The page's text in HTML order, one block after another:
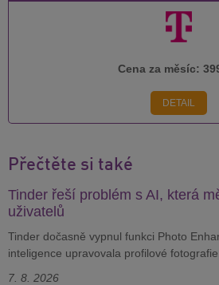
Cena za měsíc:
DETAIL
Přečtěte si také
Tinder řeší problém s AI, která
uživatelů
Tinder dočasně vypnul funkci Photo
inteligence upravovala profilové
7. 8. 2026